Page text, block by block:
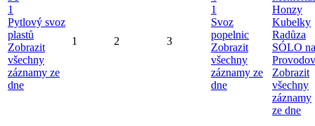
1
Pytlový svoz
plastů
Zobrazit
všechny
záznamy ze
dne
1 2 3
1
Svoz
popelnic
Zobrazit
všechny
záznamy ze
dne
Honzy
Kubelky
Radůza
SÓLO na
Zobrazit
všechny
záznamy
ze dne